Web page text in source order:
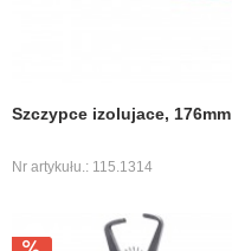
Szczypce izolujace, 176mm
Nr artykułu.: 115.1314